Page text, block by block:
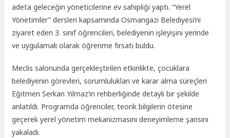
adeta geleceğin yöneticilerine ev sahipliği yaptı. “Yerel
Yönetimler” dersleri kapsamında Osmangazi Belediyesi’ni
ziyaret eden 3. sınıf öğrencileri, belediyenin işleyişini yerinde
ve uygulamalı olarak öğrenme fırsatı buldu.
Meclis salonunda gerçekleştirilen etkinlikte, çocuklara
belediyenin görevleri, sorumlulukları ve karar alma süreçleri
Eğitmen Serkan Yılmaz’ın rehberliğinde detaylı bir şekilde
anlatıldı. Programda öğrenciler, teorik bilgilerin ötesine
geçerek yerel yönetim mekanizmasını deneyimleme şansını
yakaladı.